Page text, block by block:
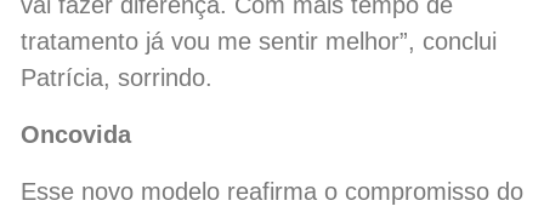
tratamento já vou me sentir melhor”, conclui
Patrícia, sorrindo.
Oncovida
Esse novo modelo reafirma o compromisso do